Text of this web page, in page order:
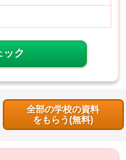
ック
全部の学校の資料
をもらう(無料)